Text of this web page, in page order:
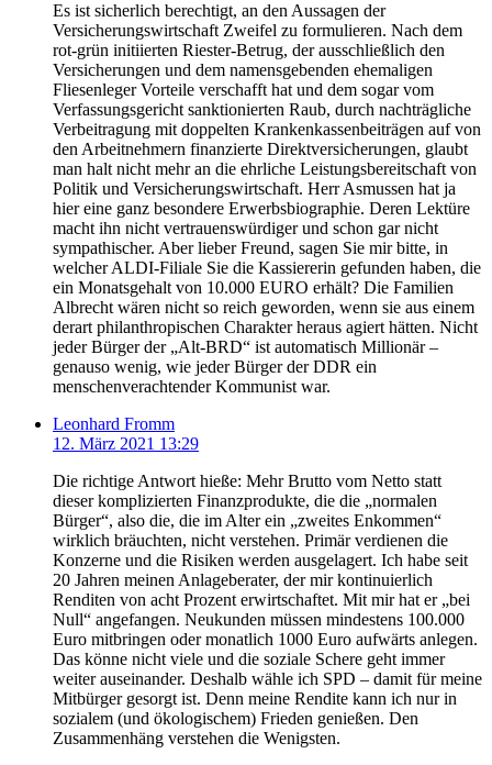
Es ist sicherlich berechtigt, an den Aussagen der
Versicherungswirtschaft Zweifel zu formulieren. Nach dem
rot-grün initiierten Riester-Betrug, der ausschließlich den
Versicherungen und dem namensgebenden ehemaligen
Fliesenleger Vorteile verschafft hat und dem sogar vom
Verfassungsgericht sanktionierten Raub, durch nachträgliche
Verbeitragung mit doppelten Krankenkassenbeiträgen auf von
den Arbeitnehmern finanzierte Direktversicherungen, glaubt
man halt nicht mehr an die ehrliche Leistungsbereitschaft von
Politik und Versicherungswirtschaft. Herr Asmussen hat ja
hier eine ganz besondere Erwerbsbiographie. Deren Lektüre
macht ihn nicht vertrauenswürdiger und schon gar nicht
sympathischer. Aber lieber Freund, sagen Sie mir bitte, in
welcher ALDI-Filiale Sie die Kassiererin gefunden haben, die
ein Monatsgehalt von 10.000 EURO erhält? Die Familien
Albrecht wären nicht so reich geworden, wenn sie aus einem
derart philanthropischen Charakter heraus agiert hätten. Nicht
jeder Bürger der „Alt-BRD“ ist automatisch Millionär –
genauso wenig, wie jeder Bürger der DDR ein
menschenverachtender Kommunist war.
Leonhard Fromm
12. März 2021 13:29
Die richtige Antwort hieße: Mehr Brutto vom Netto statt
dieser komplizierten Finanzprodukte, die die „normalen
Bürger“, also die, die im Alter ein „zweites Enkommen“
wirklich bräuchten, nicht verstehen. Primär verdienen die
Konzerne und die Risiken werden ausgelagert. Ich habe seit
20 Jahren meinen Anlageberater, der mir kontinuierlich
Renditen von acht Prozent erwirtschaftet. Mit mir hat er „bei
Null“ angefangen. Neukunden müssen mindestens 100.000
Euro mitbringen oder monatlich 1000 Euro aufwärts anlegen.
Das könne nicht viele und die soziale Schere geht immer
weiter auseinander. Deshalb wähle ich SPD – damit für meine
Mitbürger gesorgt ist. Denn meine Rendite kann ich nur in
sozialem (und ökologischem) Frieden genießen. Den
Zusammenhäng verstehen die Wenigsten.